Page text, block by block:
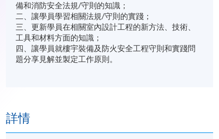
備和消防安全法規/守則的知識；
二、讓學員學習相關法規/守則的實踐；
三、更新學員在相關室內設計工程的新方法、技術、
工具和材料方面的知識；
四、讓學員就樓宇裝備及防火安全工程守則和實踐問
題分享見解並製定工作原則。
詳情